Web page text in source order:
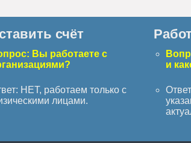
счёт
Вы работаете с
НЕТ, работаем только с
лицами.
и